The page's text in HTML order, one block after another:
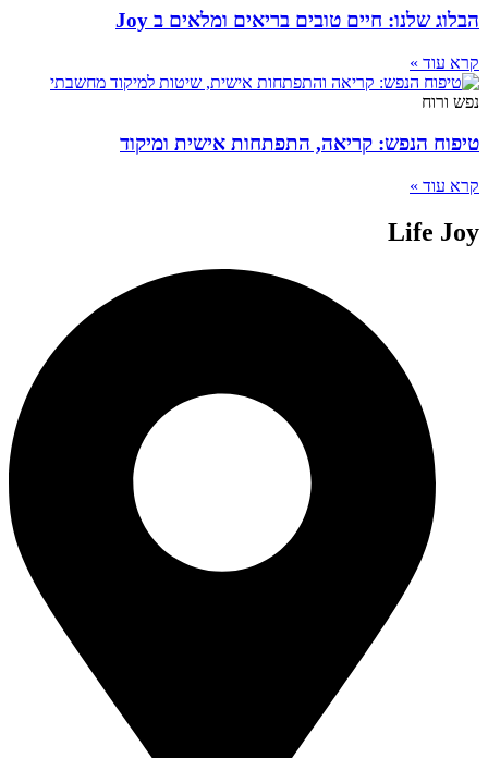
הבלוג שלנו: חיים טובים בריאים ומלאים ב Joy
קרא עוד »
נפש ורוח
טיפוח הנפש: קריאה, התפתחות אישית ומיקוד
קרא עוד »
Life Joy